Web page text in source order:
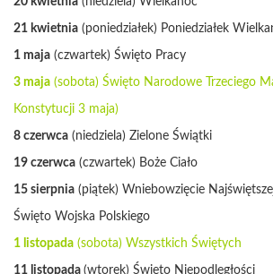
21 kwietnia (poniedziałek) Poniedziałek
1 maja (czwartek) Święto Pracy
3 maja (sobota) Święto Narodowe Trzeciego
Konstytucji 3 maja)
8 czerwca (niedziela) Zielone Świątki
19 czerwca (czwartek) Boże Ciało
15 sierpnia (piątek) Wniebowzięcie
Święto Wojska Polskiego
1 listopada (sobota) Wszystkich Świętych
11 listopada (wtorek) Święto Niepodległości